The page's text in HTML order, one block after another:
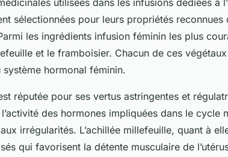
utilisées dans les infusions dédiées à
sélectionnées pour leurs propriétés reconnues
les ingrédients infusion féminin les plus
et le framboisier. Chacun de ces
système hormonal féminin.
réputée pour ses vertus astringentes et
des hormones impliquées dans le cycle
irrégularités. L’achillée millefeuille, quant à
qui favorisent la détente musculaire de